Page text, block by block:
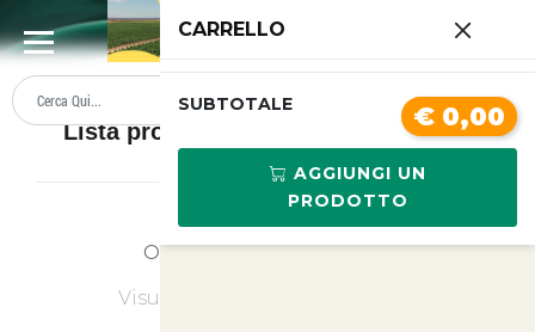
Lista prodotti Aeratore per acquario
Ordina
Ultimi Arrivi
Visualizzati
CARRELLO
SUBTOTALE € 0,00
AGGIUNGI UN
PRODOTTO